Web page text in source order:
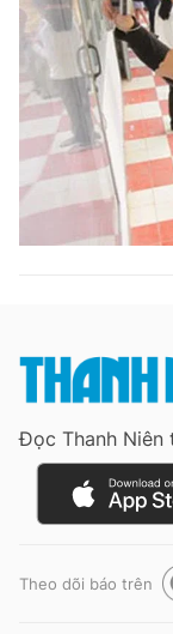
Đọc Thanh Niên
Theo dõi báo trên